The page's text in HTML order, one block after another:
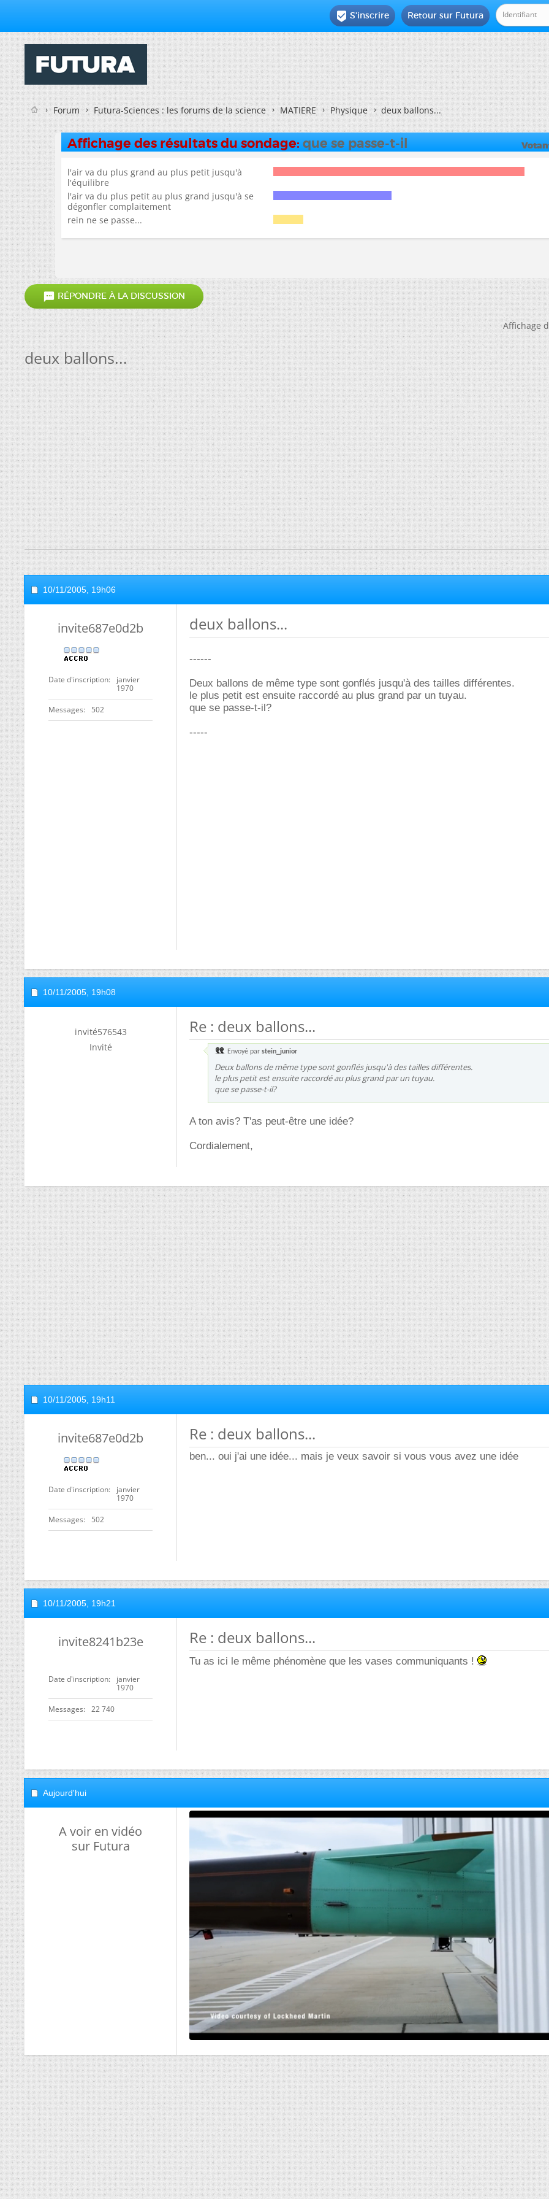
Retour sur Futura
 S'inscrire
Forum Futura-Sciences : les forums de la science MATIERE Physique deux ballons...
Affichage des résultats du sondage:que se passe-t-il
l'air va du plus grand au plus petit jusqu'à
l'équilibre
l'air va du plus petit au plus grand jusqu'à se
dégonfler complaitement
rein ne se passe...
 RÉPONDRE À LA DISCUSSION
Affichage
deux ballons...
10/11/2005, 19h06
invite687e0d2b
Date d'inscription
janvier
1970
Messages 502
deux ballons...
------
Deux ballons de même type sont gonflés jusqu'à des tailles différentes.
le plus petit est ensuite raccordé au plus grand par un tuyau.
que se passe-t-il?
-----
10/11/2005, 19h08
invité576543
Invité
Re : deux ballons...
Envoyé par stein_junior
Deux ballons de même type sont gonflés jusqu'à des tailles différentes.
le plus petit est ensuite raccordé au plus grand par un tuyau.
que se passe-t-il?
A ton avis? T'as peut-être une idée?
Cordialement,
10/11/2005, 19h11
invite687e0d2b
Date d'inscription
janvier
1970
Messages 502
Re : deux ballons...
ben... oui j'ai une idée... mais je veux savoir si vous vous avez une idée
10/11/2005, 19h21
invite8241b23e
Date d'inscription
janvier
1970
Messages 22 740
Re : deux ballons...
Tu as ici le même phénomène que les vases communiquants !
Aujourd'hui
A voir en vidéo
sur Futura